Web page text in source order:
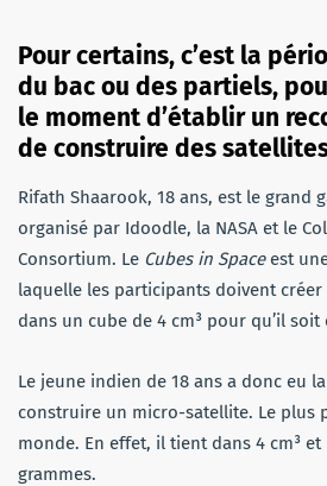
Pour certains, c’est la
du bac ou des partiels,
le moment d’établir un
de construire des
Rifath Shaarook, 18 ans, est le grand
organisé par Idoodle, la NASA et le
Consortium. Le Cubes in Space est
laquelle les participants doivent
dans un cube de 4 cm³ pour qu’il soit
Le jeune indien de 18 ans a donc eu
construire un micro-satellite. Le plus
monde. En effet, il tient dans 4 cm³
grammes.